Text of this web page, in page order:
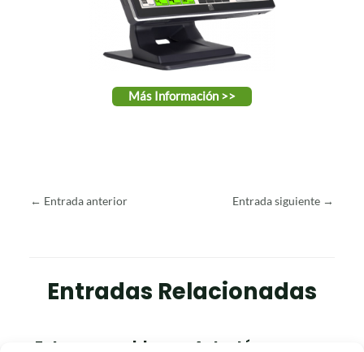
Más Información >>
← Entrada anterior Entrada siguiente →
Entradas Relacionadas
¡Estrenamos blog en Astarté,